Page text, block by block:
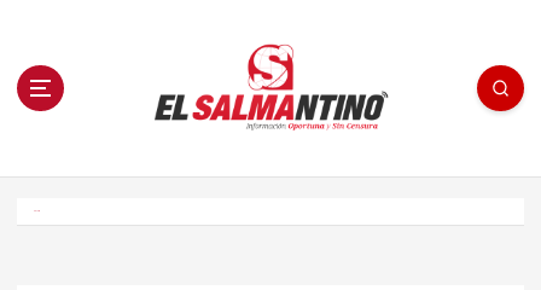
n El Salmantino - medios/noticias/editorial